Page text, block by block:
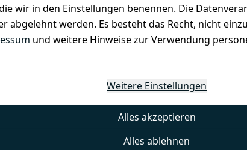
wir in den Einstellungen benennen. Die
werden. Es besteht das Recht, nicht
und weitere Hinweise zur Verwendung
Weitere Einstellungen
Alles akzeptieren
Alles ablehnen
Unter den
63546